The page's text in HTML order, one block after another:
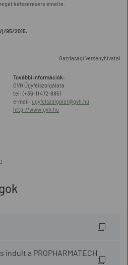
kétszeresére emelte.
95/2015.
Gazdasági Versenyhivatal
További információk:
GVH Ügyfélszolgálata
tel: (+36-1) 472-8851
e-mail: ugyfelszolgalat@gvh.hu
http://www.gvh.hu
a PROPHARMATECH